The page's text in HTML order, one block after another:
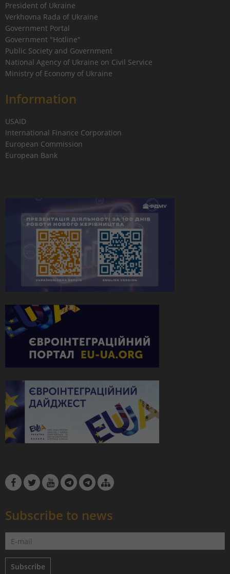
President of Ukraine
Verkhovna Rada of Ukraine
Government Portal
Government "Hotline"
Public Society and Government
National Agency of Ukraine on Civil Service
Ministry of Economy of Ukraine
Information
USAID
International Finance Corporation
European Commission
European Bank
Subscribe to news
Subscribe